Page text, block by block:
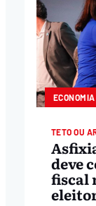
ECONOMIA
TETO OU
deve
fiscal